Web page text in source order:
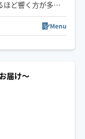
ほど響く方が多い
い癒しと響きと、
古式ストレッチの
を感じてくださ
Menu
届け〜